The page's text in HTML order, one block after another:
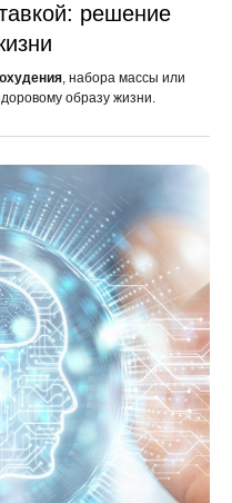
решение
, набора массы или
образу жизни.